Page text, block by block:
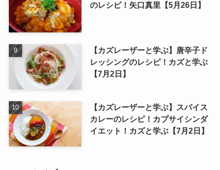
のレシピ！矢口真里【5月26日】
【カズレーザーと学ぶ】唐辛子ド
レッシングのレシピ！カズと学ぶ
【7月2日】
【カズレーザーと学ぶ】スパイス
カレーのレシピ！カプサイシンダ
イエット！カズと学ぶ【7月2日】